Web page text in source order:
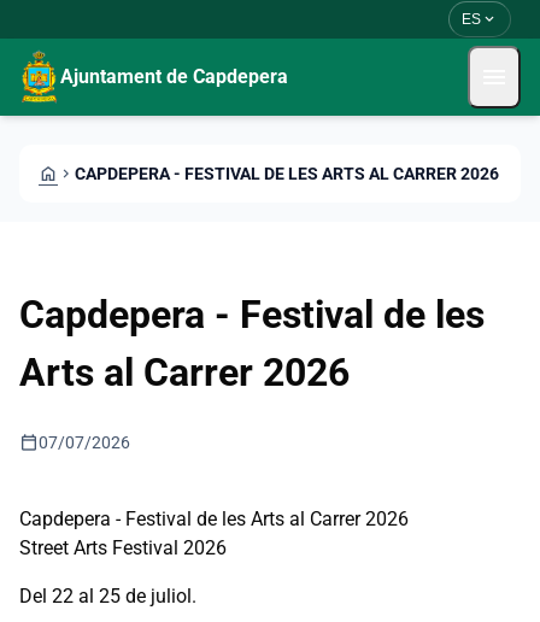
ES expand_more
Ajuntament de Capdepera
HOME CHEVRON_RIGHT CAPDEPERA - FESTIVAL DE LES ARTS AL CARRER 2026
Capdepera - Festival de les
Arts al Carrer 2026
calendar_today07/07/2026
Capdepera - Festival de les Arts al Carrer 2026
Street Arts Festival 2026
Del 22 al 25 de juliol.